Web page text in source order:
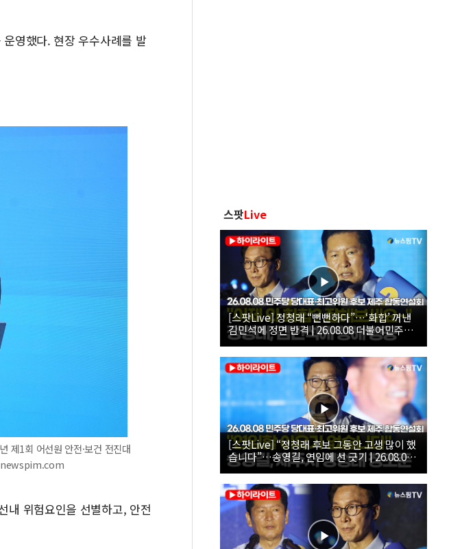
영했다. 현장 우수사례를 발
제1회 어선원 안전·보건 전진대
내 위험요인을 선별하고, 안전
스팟Live
[스팟Live] 정청래 “뻔뻔하다”…‘화합’ 꺼낸
김민석에 정면 반격 | 26.08.08 더불어민주당
당대표·최고위원 후보 제주 합동연설회
[스팟Live] “정청래 후보 그동안 고생 많이 했
습니다”…송영길, 연임에 선 긋기 | 26.08.08
더불어민주당 당대표·최고위원 후보 제주 합
동연설회